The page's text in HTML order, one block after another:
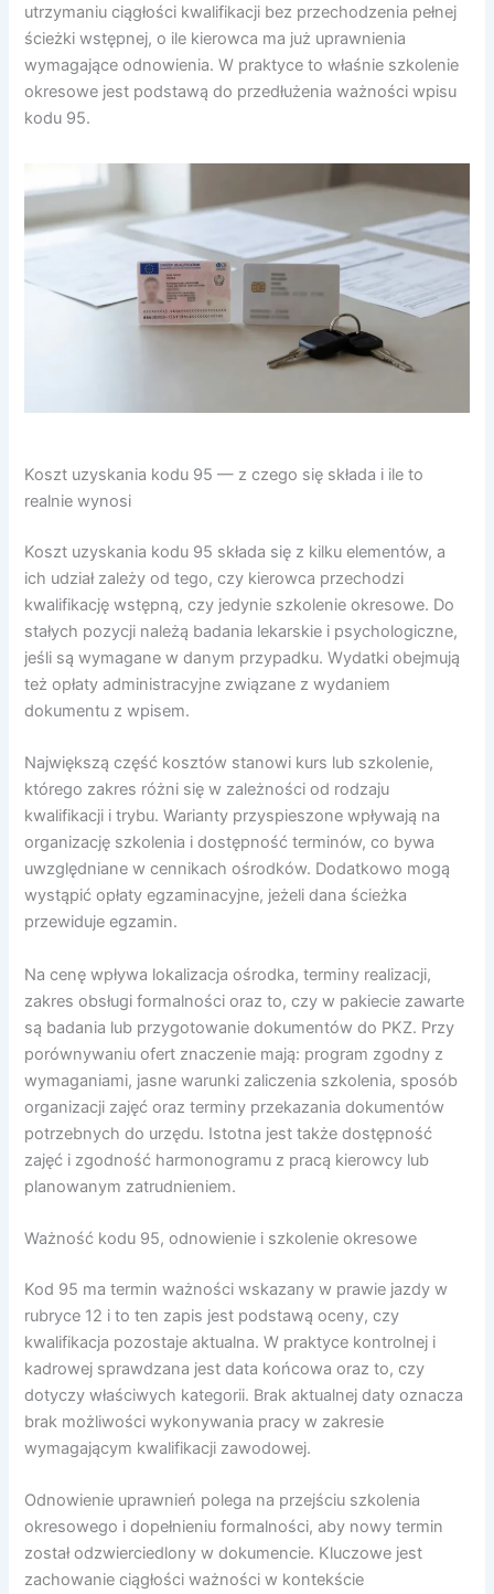
utrzymaniu ciągłości kwalifikacji bez przechodzenia pełnej
ścieżki wstępnej, o ile kierowca ma już uprawnienia
wymagające odnowienia. W praktyce to właśnie szkolenie
okresowe jest podstawą do przedłużenia ważności wpisu
kodu 95.
Koszt uzyskania kodu 95 — z czego się składa i ile to
realnie wynosi
Koszt uzyskania kodu 95 składa się z kilku elementów, a
ich udział zależy od tego, czy kierowca przechodzi
kwalifikację wstępną, czy jedynie szkolenie okresowe. Do
stałych pozycji należą badania lekarskie i psychologiczne,
jeśli są wymagane w danym przypadku. Wydatki obejmują
też opłaty administracyjne związane z wydaniem
dokumentu z wpisem.
Największą część kosztów stanowi kurs lub szkolenie,
którego zakres różni się w zależności od rodzaju
kwalifikacji i trybu. Warianty przyspieszone wpływają na
organizację szkolenia i dostępność terminów, co bywa
uwzględniane w cennikach ośrodków. Dodatkowo mogą
wystąpić opłaty egzaminacyjne, jeżeli dana ścieżka
przewiduje egzamin.
Na cenę wpływa lokalizacja ośrodka, terminy realizacji,
zakres obsługi formalności oraz to, czy w pakiecie zawarte
są badania lub przygotowanie dokumentów do PKZ. Przy
porównywaniu ofert znaczenie mają: program zgodny z
wymaganiami, jasne warunki zaliczenia szkolenia, sposób
organizacji zajęć oraz terminy przekazania dokumentów
potrzebnych do urzędu. Istotna jest także dostępność
zajęć i zgodność harmonogramu z pracą kierowcy lub
planowanym zatrudnieniem.
Ważność kodu 95, odnowienie i szkolenie okresowe
Kod 95 ma termin ważności wskazany w prawie jazdy w
rubryce 12 i to ten zapis jest podstawą oceny, czy
kwalifikacja pozostaje aktualna. W praktyce kontrolnej i
kadrowej sprawdzana jest data końcowa oraz to, czy
dotyczy właściwych kategorii. Brak aktualnej daty oznacza
brak możliwości wykonywania pracy w zakresie
wymagającym kwalifikacji zawodowej.
Odnowienie uprawnień polega na przejściu szkolenia
okresowego i dopełnieniu formalności, aby nowy termin
został odzwierciedlony w dokumencie. Kluczowe jest
zachowanie ciągłości ważności w kontekście